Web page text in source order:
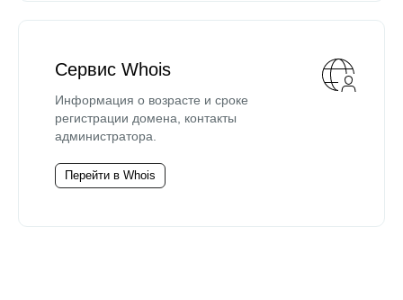
Сервис Whois
Информация о возрасте и сроке
регистрации домена, контакты
администратора.
Перейти в Whois